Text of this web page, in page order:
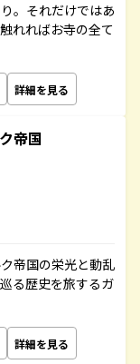
。それだけではあ
れればお寺の全て
詳細を見る
帝国
帝国の栄光と動乱
る歴史を旅するガ
詳細を見る